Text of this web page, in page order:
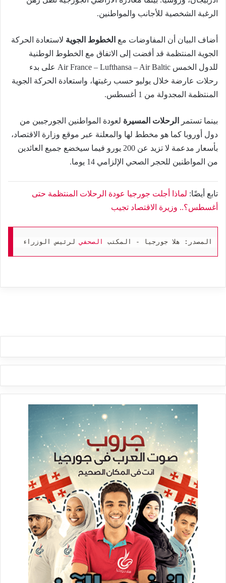
الرغبة الشخصية للأجانب والمواطنين.
أضاف البيان أن المفاوضات مع الخطوط الجوية لاستعادة الحركة
الجوية المنتظمة قد أفضت إلى الاتفاق مع الخطوط الوطنية
للدول الخمس Air France – Lufthansa – Air Baltic على بدء
رحلات عارضة خلال يوليو حسب رغبتها، واستعادة الحركة الجوية
المنتظمة المجدولة من 1 أغسطس.
بينما تستمر الرحلات المسيرة لعودة المواطنين الجورجيين من
دول أوروبا كما هو مخطط لها والمعلنة عبر موقع وزارة الاقتصاد،
بأسعار مدعمة لا تزيد عن 200 يورو فيما سيخضع جميع العائدين
من المواطنين للحجر الصحي الإلزامي 14 يوما.
تابع أيضًا: لماذا أجلت جورجيا عودة الرحلات المنتظمة حتى
أغسطس؟.. وزيرة الاقتصاد تجيب
المصدر: هلا جورجيا - المكتب الصحفي لرئيس الوزراء